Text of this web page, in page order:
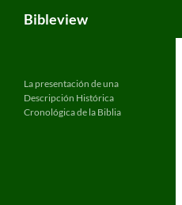
content
Bibleview
La presentación de una
Descripción Histórica
Cronológica de la Biblia